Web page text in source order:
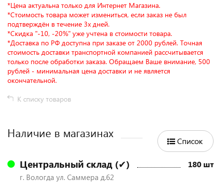
*Цена актуальна только для Интернет Магазина.
*Стоимость товара может измениться, если заказ не был
подтверждён в течение 3х дней.
*Скидка "-10, -20%" уже учтена в стоимости товара.
*Доставка по РФ доступна при заказе от 2000 рублей. Точная
стоимость доставки транспортной компанией рассчитывается
только после обработки заказа. Обращаем Ваше внимание, 500
рублей - минимальная цена доставки и не является
окончательной.
К списку товаров
Наличие в магазинах
Список
Центральный склад (✔) 180 шт
г. Вологда ул. Саммера д.62